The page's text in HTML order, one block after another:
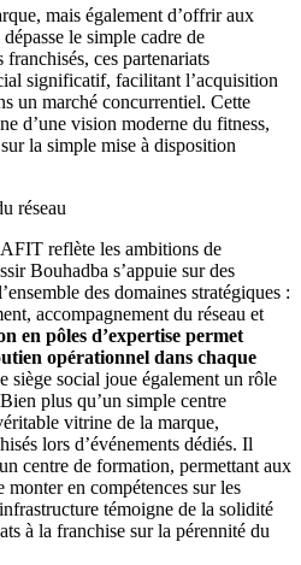
mais également d’offrir aux
le simple cadre de
ces partenariats
significatif, facilitant l’acquisition
un marché concurrentiel. Cette
d’une vision moderne du fitness,
la simple mise à disposition
réseau
reflète les ambitions de
Bouhadba s’appuie sur des
des domaines stratégiques :
accompagnement du réseau et
en pôles d’expertise permet
opérationnel dans chaque
siège social joue également un rôle
plus qu’un simple centre
vitrine de la marque,
lors d’événements dédiés. Il
centre de formation, permettant aux
monter en compétences sur les
témoigne de la solidité
à la franchise sur la pérennité du